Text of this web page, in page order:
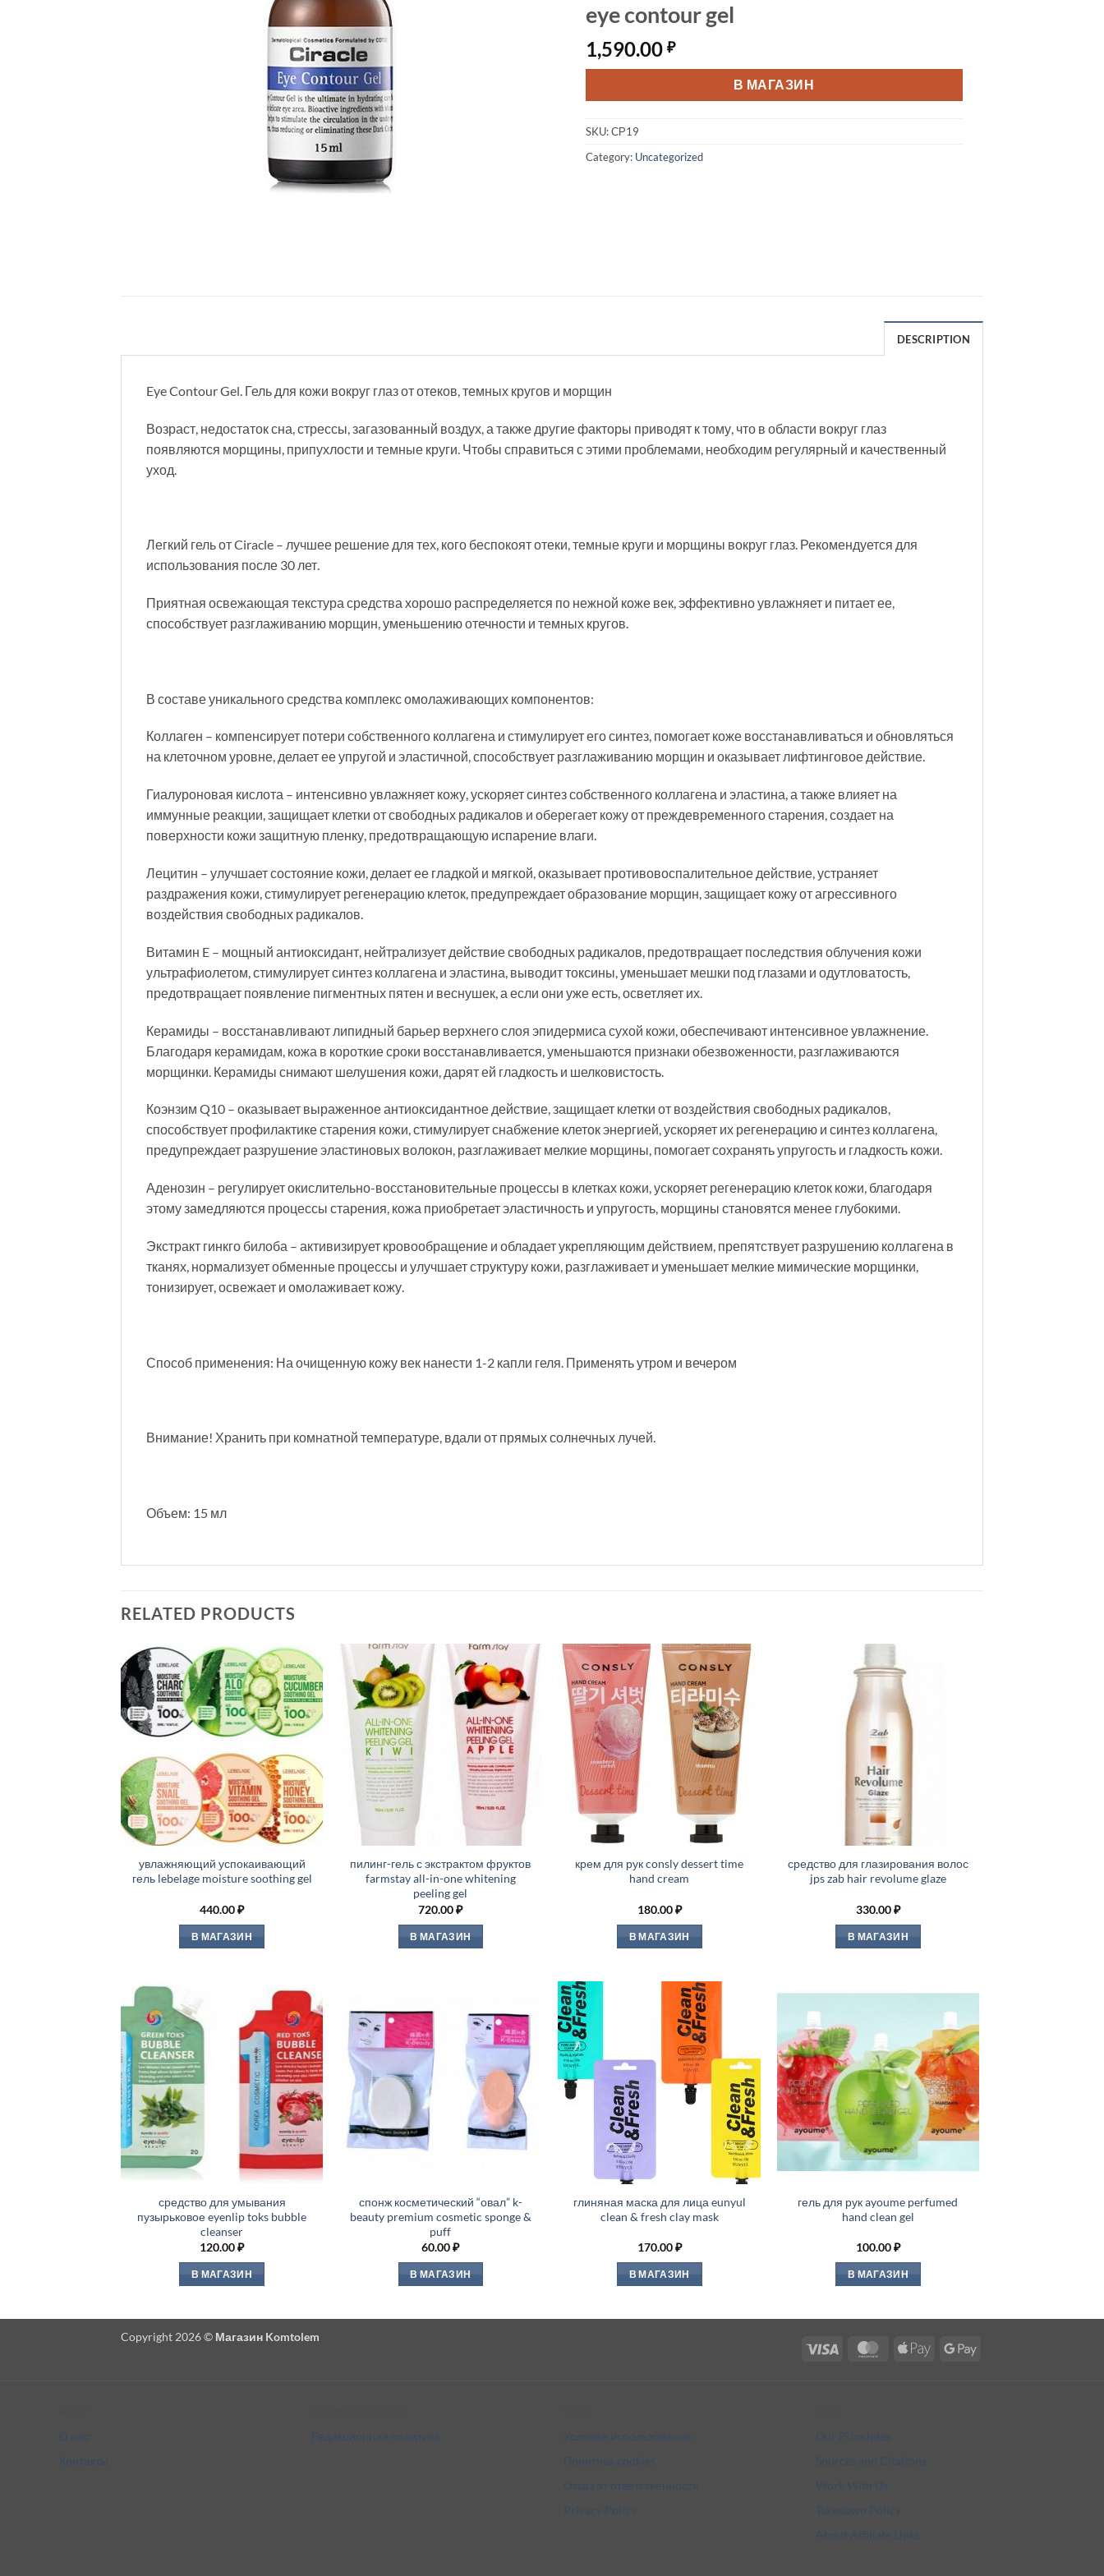
eye contour gel
1,590.00 ₽
В МАГАЗИН
SKU:СР19
Category: Uncategorized
DESCRIPTION
Eye Contour Gel. Гель для кожи вокруг глаз от отеков, темных кругов и морщин
Возраст, недостаток сна, стрессы, загазованный воздух, а также другие факторы приводят к тому, что в области вокруг глаз
появляются морщины, припухлости и темные круги. Чтобы справиться с этими проблемами, необходим регулярный и качественный
уход.
Легкий гель от Ciracle – лучшее решение для тех, кого беспокоят отеки, темные круги и морщины вокруг глаз. Рекомендуется для
использования после 30 лет.
Приятная освежающая текстура средства хорошо распределяется по нежной коже век, эффективно увлажняет и питает ее,
способствует разглаживанию морщин, уменьшению отечности и темных кругов.
В составе уникального средства комплекс омолаживающих компонентов:
Коллаген – компенсирует потери собственного коллагена и стимулирует его синтез, помогает коже восстанавливаться и обновляться
на клеточном уровне, делает ее упругой и эластичной, способствует разглаживанию морщин и оказывает лифтинговое действие.
Гиалуроновая кислота – интенсивно увлажняет кожу, ускоряет синтез собственного коллагена и эластина, а также влияет на
иммунные реакции, защищает клетки от свободных радикалов и оберегает кожу от преждевременного старения, создает на
поверхности кожи защитную пленку, предотвращающую испарение влаги.
Лецитин – улучшает состояние кожи, делает ее гладкой и мягкой, оказывает противовоспалительное действие, устраняет
раздражения кожи, стимулирует регенерацию клеток, предупреждает образование морщин, защищает кожу от агрессивного
воздействия свободных радикалов.
Витамин E – мощный антиоксидант, нейтрализует действие свободных радикалов, предотвращает последствия облучения кожи
ультрафиолетом, стимулирует синтез коллагена и эластина, выводит токсины, уменьшает мешки под глазами и одутловатость,
предотвращает появление пигментных пятен и веснушек, а если они уже есть, осветляет их.
Керамиды – восстанавливают липидный барьер верхнего слоя эпидермиса сухой кожи, обеспечивают интенсивное увлажнение.
Благодаря керамидам, кожа в короткие сроки восстанавливается, уменьшаются признаки обезвоженности, разглаживаются
морщинки. Керамиды снимают шелушения кожи, дарят ей гладкость и шелковистость.
Коэнзим Q10 – оказывает выраженное антиоксидантное действие, защищает клетки от воздействия свободных радикалов,
способствует профилактике старения кожи, стимулирует снабжение клеток энергией, ускоряет их регенерацию и синтез коллагена,
предупреждает разрушение эластиновых волокон, разглаживает мелкие морщины, помогает сохранять упругость и гладкость кожи.
Аденозин – регулирует окислительно-восстановительные процессы в клетках кожи, ускоряет регенерацию клеток кожи, благодаря
этому замедляются процессы старения, кожа приобретает эластичность и упругость, морщины становятся менее глубокими.
Экстракт гинкго билоба – активизирует кровообращение и обладает укрепляющим действием, препятствует разрушению коллагена в
тканях, нормализует обменные процессы и улучшает структуру кожи, разглаживает и уменьшает мелкие мимические морщинки,
тонизирует, освежает и омолаживает кожу.
Способ применения: На очищенную кожу век нанести 1-2 капли геля. Применять утром и вечером
Внимание! Хранить при комнатной температуре, вдали от прямых солнечных лучей.
Объем: 15 мл
RELATED PRODUCTS
увлажняющий успокаивающий
гель lebelage moisture soothing gel
440.00₽
В МАГАЗИН
пилинг-гель с экстрактом фруктов
farmstay all-in-one whitening
peeling gel
720.00₽
В МАГАЗИН
крем для рук consly dessert time
hand cream
180.00₽
В МАГАЗИН
средство для глазирования волос
jps zab hair revolume glaze
330.00₽
В МАГАЗИН
средство для умывания
пузырьковое eyenlip toks bubble
cleanser
120.00₽
В МАГАЗИН
спонж косметический “овал” k-
beauty premium cosmetic sponge &
puff
60.00₽
В МАГАЗИН
глиняная маска для лица eunyul
clean & fresh clay mask
170.00₽
В МАГАЗИН
гель для рук ayoume perfumed
hand clean gel
100.00₽
В МАГАЗИН
Visa MasterCardApple
Google
Copyright 2026 © Магазин Komtolem
О нас
Контакты
Редакционная политика
Условия использования
Политика cookies
Отказ от ответственности
Privacy Policy
Our Principles
Sources and Citations
Work With Us
Takedown Policy
About Affiliate Links